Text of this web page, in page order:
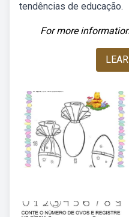
tendências de educação.
For more